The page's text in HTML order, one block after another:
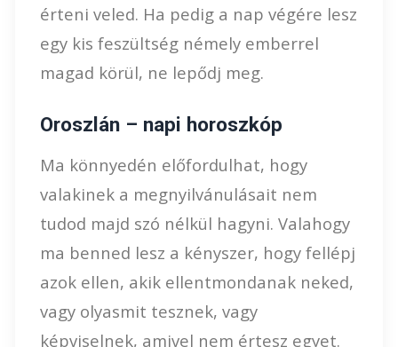
érteni veled. Ha pedig a nap végére lesz
egy kis feszültség némely emberrel
magad körül, ne lepődj meg.
Oroszlán – napi horoszkóp
Ma könnyedén előfordulhat, hogy
valakinek a megnyilvánulásait nem
tudod majd szó nélkül hagyni. Valahogy
ma benned lesz a kényszer, hogy fellépj
azok ellen, akik ellentmondanak neked,
vagy olyasmit tesznek, vagy
képviselnek, amivel nem értesz egyet.